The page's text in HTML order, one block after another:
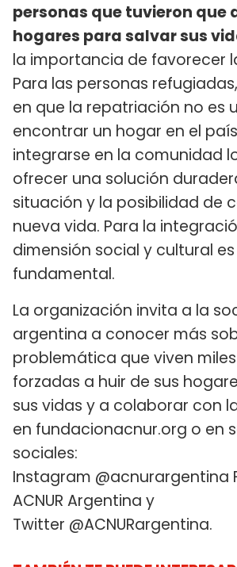
personas que tuvieron que
hogares para salvar sus
la importancia de favorecer
Para las personas
en que la repatriación no es
encontrar un hogar en el
integrarse en la comunidad
ofrecer una solución
situación y la posibilidad de
nueva vida. Para la
dimensión social y cultural
fundamental.
La organización invita a la
argentina a conocer más
problemática que viven
forzadas a huir de sus
sus vidas y a colaborar con
en fundacionacnur.org o en
sociales:
Instagram @acnurargentina
ACNUR Argentina y
Twitter @ACNURargentina.